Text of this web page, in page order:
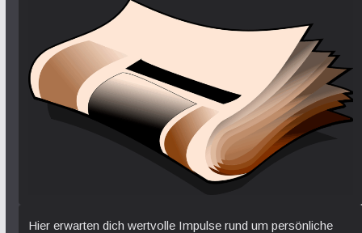
Hier erwarten dich wertvolle Impulse rund um persönliche